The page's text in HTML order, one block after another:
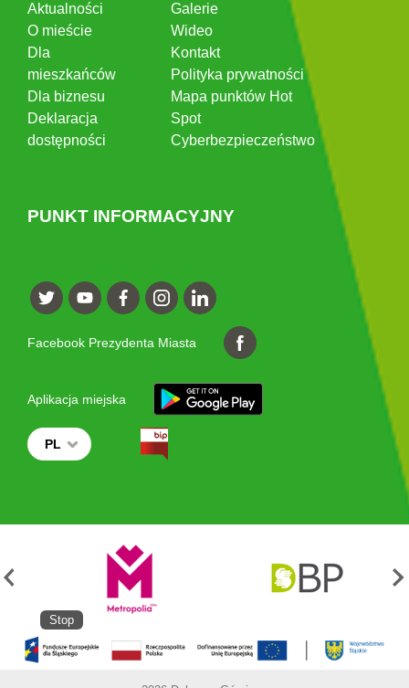
Aktualności
O mieście
Dla
mieszkańców
Dla biznesu
Deklaracja
dostępności
Galerie
Wideo
Kontakt
Polityka prywatności
Mapa punktów Hot
Spot
Cyberbezpieczeństwo
PUNKT INFORMACYJNY
Facebook Prezydenta Miasta
Aplikacja miejska
PL
Stop